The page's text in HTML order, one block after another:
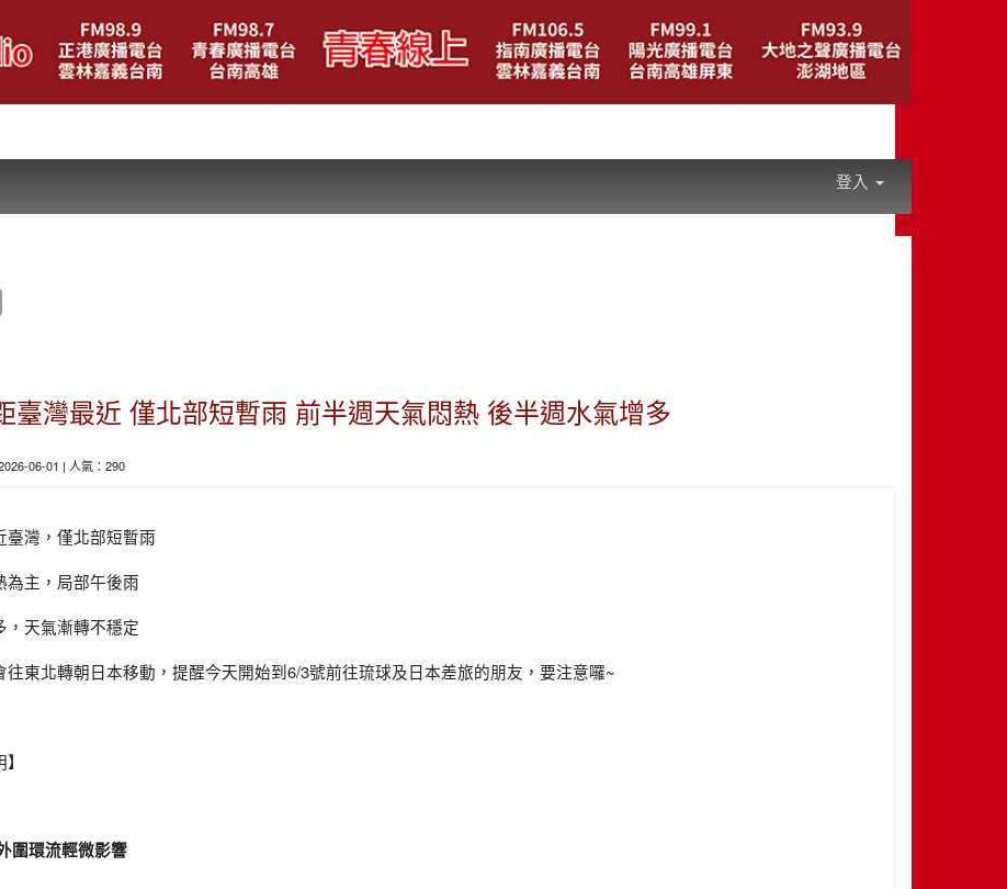
登入
臺灣最近 僅北部短暫雨 前半週天氣悶熱 後半週水氣增多
06-01 | 人氣：290
臺灣，僅北部短暫雨
為主，局部午後雨
，天氣漸轉不穩定
往東北轉朝日本移動，提醒今天開始到 6/3號前往琉球及日本差旅的朋友，要注意囉~
圍環流輕微影響